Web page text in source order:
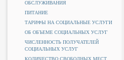
ОБСЛУЖИВАНИЯ
ПИТАНИЕ
ТАРИФЫ НА СОЦИАЛЬНЫЕ УСЛУГИ
ОБ ОБЪЕМЕ СОЦИАЛЬНЫХ УСЛУГ
ЧИСЛЕННОСТЬ ПОЛУЧАТЕЛЕЙ
СОЦИАЛЬНЫХ УСЛУГ